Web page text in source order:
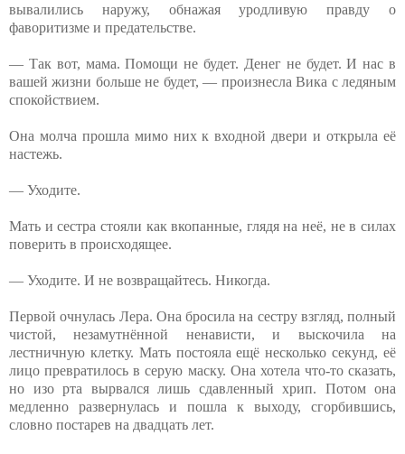
вывалились наружу, обнажая уродливую правду о
фаворитизме и предательстве.
— Так вот, мама. Помощи не будет. Денег не будет. И нас в
вашей жизни больше не будет, — произнесла Вика с ледяным
спокойствием.
Она молча прошла мимо них к входной двери и открыла её
настежь.
— Уходите.
Мать и сестра стояли как вкопанные, глядя на неё, не в силах
поверить в происходящее.
— Уходите. И не возвращайтесь. Никогда.
Первой очнулась Лера. Она бросила на сестру взгляд, полный
чистой, незамутнённой ненависти, и выскочила на
лестничную клетку. Мать постояла ещё несколько секунд, её
лицо превратилось в серую маску. Она хотела что-то сказать,
но изо рта вырвался лишь сдавленный хрип. Потом она
медленно развернулась и пошла к выходу, сгорбившись,
словно постарев на двадцать лет.